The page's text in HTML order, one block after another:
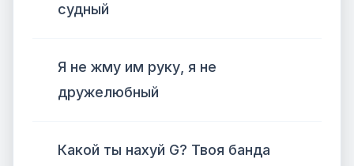
судный
Я не жму им руку, я не
дружелюбный
Какой ты нахуй G? Твоя банда